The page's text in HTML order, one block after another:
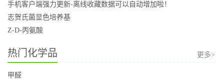
手机客户端强力更新-离线收藏数据可以自动增加啦！
志贺氏菌显色培养基
Z-D-丙氨酸
热门化学品 更多>
甲醛